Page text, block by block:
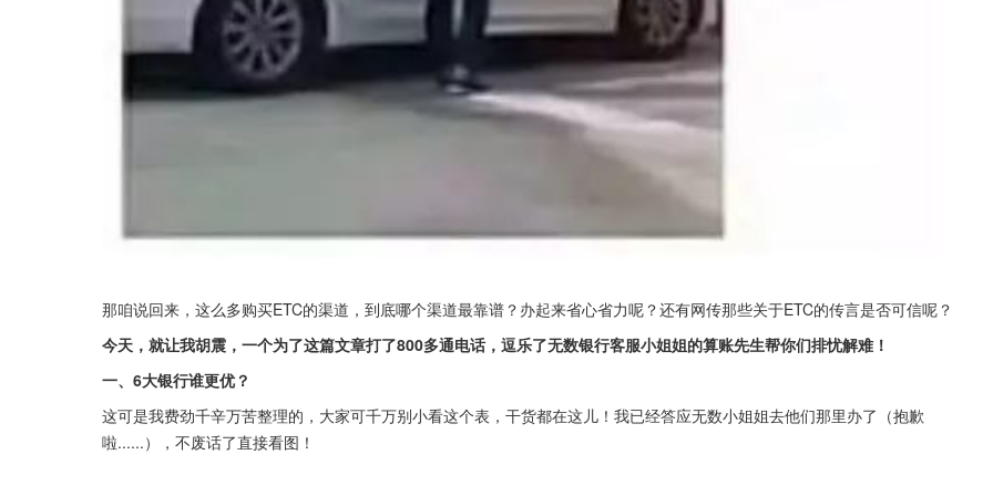
那咱说回来，这么多购买ETC的渠道，到底哪个渠道最靠谱？办起来省心省力呢？还有网传那些关于ETC的传言是否可信呢？
今天，就让我胡震，一个为了这篇文章打了800多通电话，逗乐了无数银行客服小姐姐的算账先生帮你们排忧解难！
一、6大银行谁更优？
这可是我费劲千辛万苦整理的，大家可千万别小看这个表，干货都在这儿！我已经答应无数小姐姐去他们那里办了（抱歉
啦......），不废话了直接看图！